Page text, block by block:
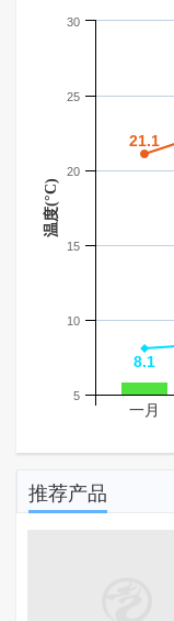
温度(°C)
21.1
21.1
8.1
8.1
一月
5
10
15
20
25
30
推荐产品